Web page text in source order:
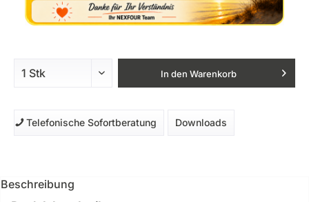
In den Warenkorb
Telefonische Sofortberatung Downloads
Beschreibung